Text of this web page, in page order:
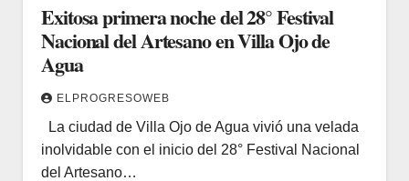
Exitosa primera noche del 28° Festival
Nacional del Artesano en Villa Ojo de
Agua
ELPROGRESOWEB
La ciudad de Villa Ojo de Agua vivió una velada
inolvidable con el inicio del 28° Festival Nacional
del Artesano…